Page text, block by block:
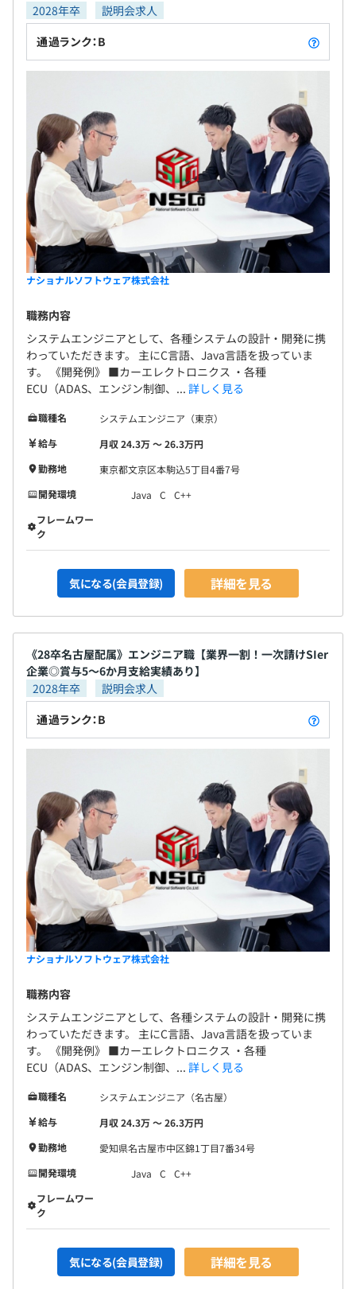
Docker、AWS CloudFormation、OpenStack、VMware
vSphere、Kubernetes、Google Kubernetes Engine、
Amazon Elastic Kubernetes Service、Zabbix、Google
Cloud Operations(Stackdriver)
Apache Hadoop、Apache HBase
全社348名
プロジェクトにより異なります
平均10名で開発をおこなっております。
1プロジェクトの単位期間はおよそ半年～3年程です。
※年5～6か月分支給実績あり（2024年度実績）
※業績により変動あり
年1回（4月）
各種社会保険完備
（雇用保険・労災保険・健康保険・厚生年金保険）
※関東ITソフトウェア健康保険組合
無期雇用
試用期間3か月
が、皆さまの成長をサポートいたします。 技術研修
では、座学だけでなく 実践的なチーム開発（疑似プ
ロジェクト）も含まれているため、 言語経験の有無
に関わらず、確かなスキルを身につけることが可能
です。 ※技術研修は、外部企業様に提供している実
績もあり、高い評価をいただいております！ また、
現場配属後も任意で受けられる多様な研修をご用意
しています。 ▼ その他 当社は、社員の働きやすい
環境作りに力を入れており、産休・育休の取得推進
や昇給など、 ワークライフバランスが取れる環境を
用意しているため 社内の定着率は95％を実現してい
ます◎ 「資格取得支援制度」や「奨学金支援制度」
等、 社員のスキルアップをサポートする制度も整え
ており、実際に多くの社員が利用しています！
2028年卒
説明会求人
通過ランク：B
ナショナルソフトウェア株式会社
職務内容
システムエンジニアとして、各種システムの設計・開発に携
わっていただきます。 主にC言語、Java言語を扱っていま
す。 《開発例》 ■カーエレクトロニクス ・各種
ECU（ADAS、エンジン制御、... 詳しく見る
職種名
システムエンジニア（東京）
給与
月収 24.3万 〜 26.3万円
勤務地
東京都文京区本駒込5丁目4番7号
開発環境
Java C
C++
フレームワー
ク
気になる(会員登録) 詳細を見る
《28卒名古屋配属》エンジニア職【業界一割！一次請けSIer
企業◎賞与5～6か月支給実績あり】
2028年卒
説明会求人
通過ランク：B
ナショナルソフトウェア株式会社
職務内容
システムエンジニアとして、各種システムの設計・開発に携
わっていただきます。 主にC言語、Java言語を扱っていま
す。 《開発例》 ■カーエレクトロニクス ・各種
ECU（ADAS、エンジン制御、... 詳しく見る
職種名
システムエンジニア（名古屋）
給与
月収 24.3万 〜 26.3万円
勤務地
愛知県名古屋市中区錦1丁目7番34号
開発環境
Java C
C++
フレームワー
ク
気になる(会員登録) 詳細を見る